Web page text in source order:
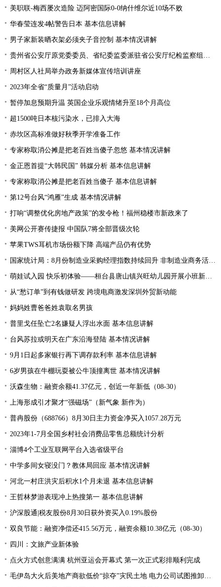
美职联-梅西屡次造险 迈阿密国际0-0纳什维尔近10场不败
华春莹连发4帖警告日本 基本信息讲解
男子家新装晒衣架必须夹子音控制 基本情况讲解
贵州省公安厅原党委委员、省纪委监委派驻省公安厅纪检监察组原组长陈罡接受纪律审查和监察调查
周村区人社局举办政务新媒体宣传培训讲座
2023年全省“质量月”活动启动
暂停加息预期升温 英国企业乐观情绪升至18个月高位
超1500吨日本核污染水，已排入大海
赤坎区高标准做好秋季开学准备工作
专家称取消公摊是把老百姓当傻子忽悠 基本情况讲解
金正恩首提“大韩民国” 韩媒分析 基本信息讲解
专家称取消公摊是把老百姓当傻子 基本信息讲解
第12号台风“鸿雁”生成 基本情况讲解
打响“调整优化房地产政策”的发令枪！福州稳楼市新政来了
美网公开赛传捷报 中国队7将全部晋级次轮
苹果TWS耳机市场份额下降 高端产品仍有优势
国家统计局：8月份制造业采购经理指数持续回升 非制造业商务活动指数延续扩张态势
萌娃试入园 快乐初体验——桓台县唐山镇兴旺幼儿园开展小班新生体验活动
从“愁订单”到有钱做研发 跨境电商激发深圳外贸新动能
妈妈姓曹爸爸姓袁取名男孩
普里戈任坠亡2名嫌疑人浮出水面 基本信息讲解
台风苏拉或明天在广东沿海登陆 基本情况讲解
9月1日起多家银行再下调存款利率 基本信息讲解
6岁男孩在牛棚玩耍被公牛顶撞离世 基本情况讲解
沃森生物：融资余额41.37亿元，创近一年新低（08-30）
上海形成引才聚才“强磁场”（新气象 新作为）
普冉股份（688766）8月30日主力资金净买入1057.28万元
2023年1-7月全国乡村社会消费品零售总额统计分析
淄博4个工业互联网平台入选省级平台
中学多间女寝没门？教体局回应 基本情况讲解
河北一村庄洪灾后积水1个月未退 基本信息讲解
王哲林梦游表现冲上热搜第一 基本信息讲解
沪深股通|税友股份8月30日获外资买入0.19%股份
双良节能：融资净偿还415.56万元，融资余额10.38亿元（08-30）
四川：文旅产业新体验
点火方式创意满满 杭州亚运会开幕式 第一次正式彩排顺利完成
毛伊岛大火后美地产商欲低价“掠夺”灾民土地 电力公司试图推卸责任